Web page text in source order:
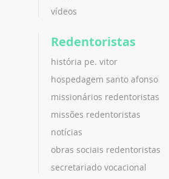
vídeos
Redentoristas
história pe. vitor
hospedagem santo afonso
missionários redentoristas
missões redentoristas
notícias
obras sociais redentoristas
secretariado vocacional